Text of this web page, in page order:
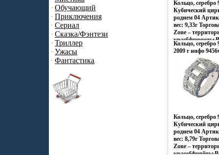
Обучающий
Приключения
Сериал
Сказка/Фэнтези
Триллер
Ужасы
Фантастика
Украшения Zen
избранных –
создавать свой
приобретая при
уверенность в
Кольцо, серебро
Кубический
родием 04
вес: 9,33г
Zone –
красбфчюяоты
слияние
контрастов и
Настроения
французских
индийских
рифов и
динамика моды
все это
традиционному
украшений, как
Украшения Zen
избранных –
создавать свой
приобретая при
Кольцо, серебро
2009 г инфо
Кольцо, серебро
Кубический
родием 04
вес: 8,79г
Zone –
красобфчяйты